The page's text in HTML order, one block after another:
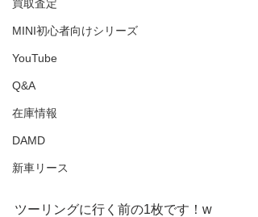
買取査定
MINI初心者向けシリーズ
YouTube
Q&A
在庫情報
DAMD
新車リース
ツーリングに行く前の1枚です！w